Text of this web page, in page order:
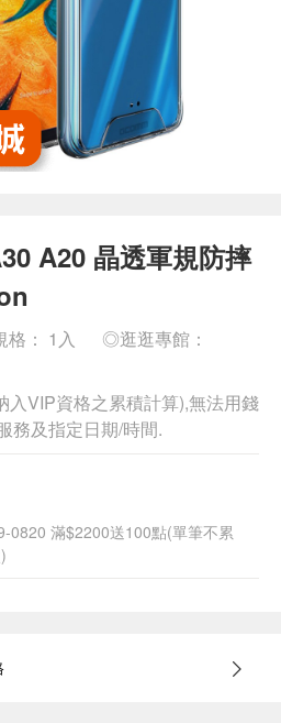
A20 晶透軍規防摔
： 1入
◎逛逛專館：
入VIP資格之累積計算),無法用錢
務及指定日期/時間.
0820 滿$2200送100點(單筆不累